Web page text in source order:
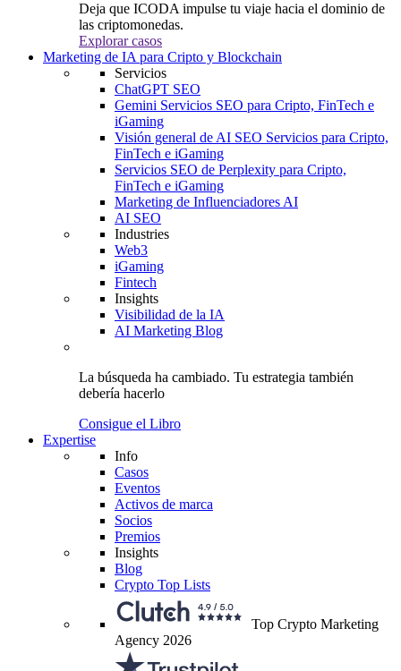
Deja que ICODA impulse tu viaje hacia el dominio de
las criptomonedas.
Explorar casos
Marketing de IA para Cripto y Blockchain
Servicios
ChatGPT SEO
Gemini Servicios SEO para Cripto, FinTech e
iGaming
Visión general de AI SEO Servicios para Cripto,
FinTech e iGaming
Servicios SEO de Perplexity para Cripto,
FinTech e iGaming
Marketing de Influenciadores AI
AI SEO
Industries
Web3
iGaming
Fintech
Insights
Visibilidad de la IA
AI Marketing Blog
La búsqueda ha cambiado. Tu estrategia también
debería hacerlo
Consigue el Libro
Expertise
Info
Casos
Eventos
Activos de marca
Socios
Premios
Insights
Blog
Crypto Top Lists
Top Crypto Marketing
Agency 2026